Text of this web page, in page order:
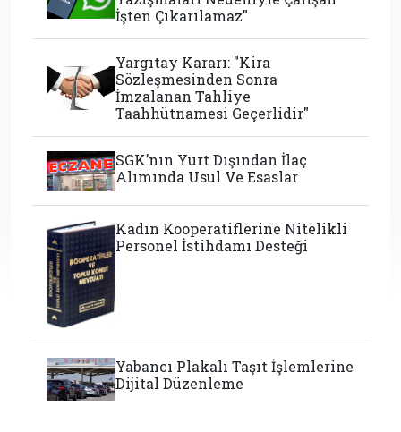
İşten Çıkarılamaz"
Yargıtay Kararı: "Kira
Sözleşmesinden Sonra
İmzalanan Tahliye
Taahhütnamesi Geçerlidir"
SGK’nın Yurt Dışından İlaç
Alımında Usul Ve Esaslar
Kadın Kooperatiflerine Nitelikli
Personel İstihdamı Desteği
Yabancı Plakalı Taşıt İşlemlerine
Dijital Düzenleme